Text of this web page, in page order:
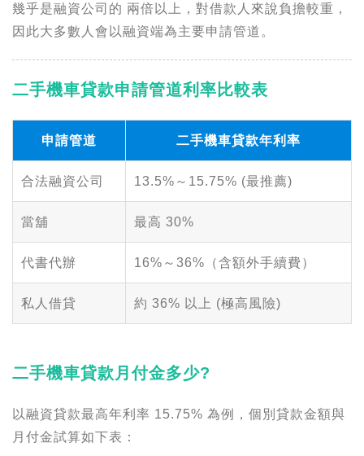
幾乎是融資公司的 兩倍以上，對借款人來說負擔較重，
因此大多數人會以融資端為主要申請管道。
二手機車貸款申請管道利率比較表
申請管道 二手機車貸款年利率
合法融資公司 13.5%～15.75% (最推薦)
當舖 最高 30%
代書代辦 16%～36%（含額外手續費）
私人借貸 約 36% 以上 (極高風險)
二手機車貸款月付金多少?
以融資貸款最高年利率 15.75% 為例，個別貸款金額與
月付金試算如下表：